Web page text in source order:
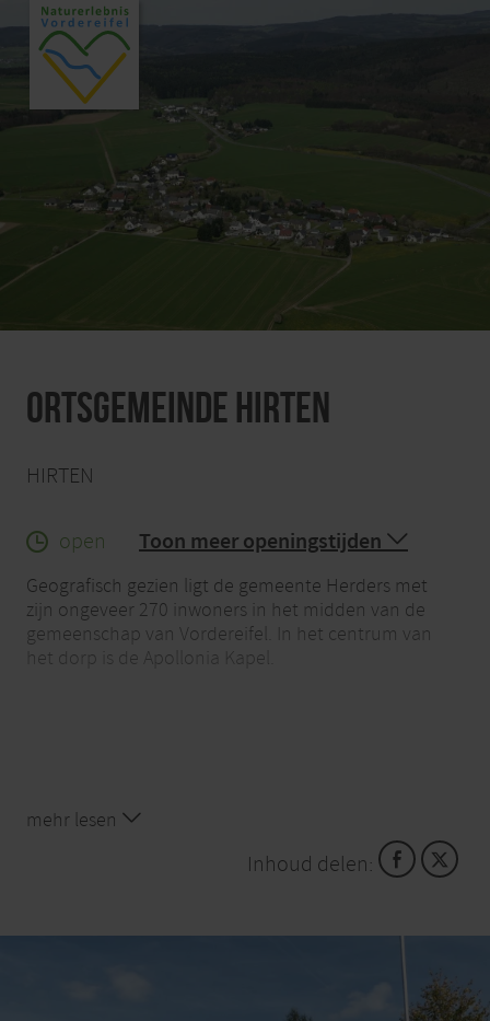
Ortsgemeinde Hirten
HIRTEN
open Toon meer openingstijden
Geografisch gezien ligt de gemeente Herders met
zijn ongeveer 270 inwoners in het midden van de
gemeenschap van Vordereifel. In het centrum van
het dorp is de Apollonia Kapel.
mehr lesen
Inhoud delen: